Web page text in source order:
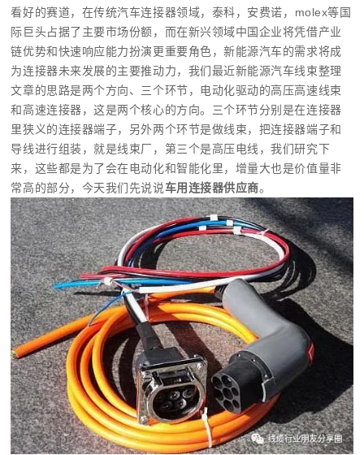
看好的赛道， 在传统汽车连接器领域，泰科，安费诺，molex等国
际巨头占据了主要市场份额，而在新兴领域中国企业将凭借产业
链优势和快速响应能力扮演更重要角色 ，新能源汽车的需求将成
为连接器未来发展的主要推动力，我们最近新能源汽车线束整理
文章的思路是两个方向、三个环节，电动化驱动的高压高速线束
和高速连接器，这是两个核心的方向。三个环节分别是在连接器
里狭义的连接器端子，另外两个环节是做线束，把连接器端子和
导线进行组装，就是线束厂，第三个是高压电线，我们研究下
来，这些都是为了会在电动化和智能化里，增量大也是价值量非
常高的部分，今天我们先说说车用连接器供应商。